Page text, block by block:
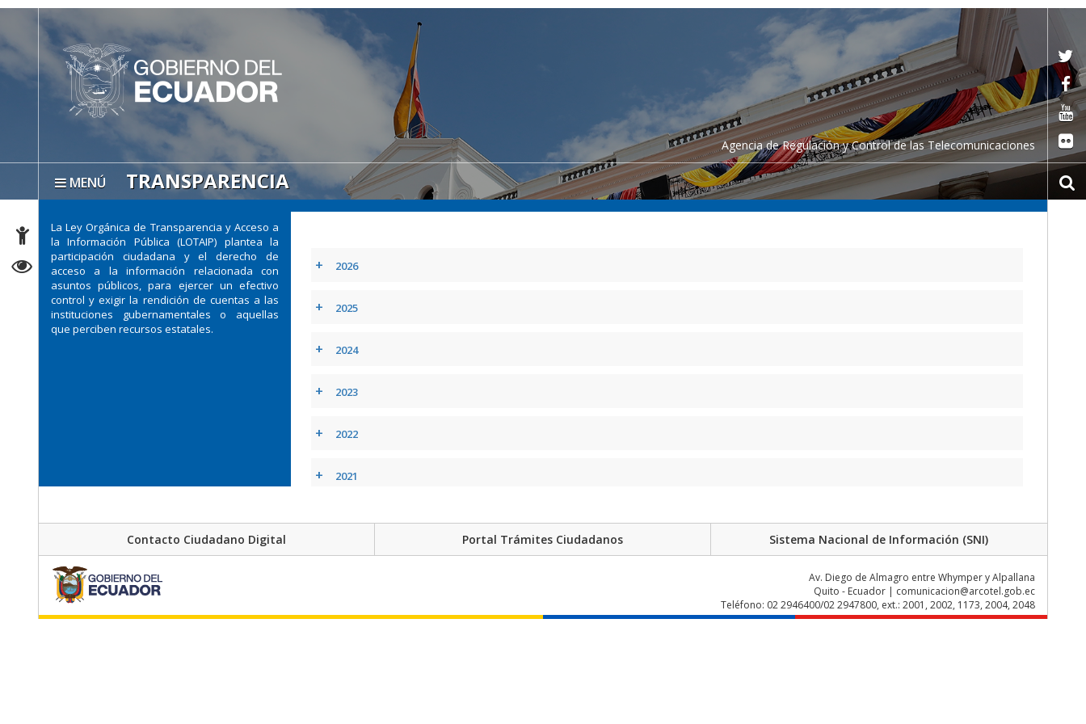
Agencia de Regulación y Control de las Telecomunicaciones
MENÚ TRANSPARENCIA
La Ley Orgánica de Transparencia y Acceso a
la Información Pública (LOTAIP) plantea la
participación ciudadana y el derecho de
acceso a la información relacionada con
asuntos públicos, para ejercer un efectivo
control y exigir la rendición de cuentas a las
instituciones gubernamentales o aquellas
que perciben recursos estatales.
+ 2026
+ 2025
+ 2024
+ 2023
+ 2022
+ 2021
+ 2019
Contacto Ciudadano Digital Portal Trámites Ciudadanos Sistema Nacional de Información (SNI)
Av. Diego de Almagro entre Whymper y Alpallana
Quito - Ecuador | comunicacion@arcotel.gob.ec
Teléfono: 02 2946400/02 2947800, ext.: 2001, 2002, 1173, 2004, 2048